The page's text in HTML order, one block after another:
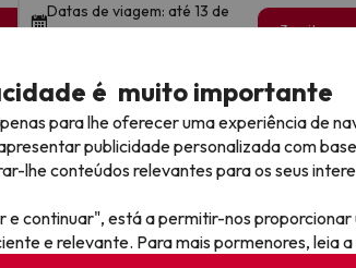
Datas de viagem: até 13 de
outubro de 2026.
3 noites a
Ver todas as ofertas
é muito importante
para lhe oferecer uma experiência de
publicidade personalizada com
lhe conteúdos relevantes para os seus
e continuar", está a permitir-nos
e relevante. Para mais pormenores, leia a